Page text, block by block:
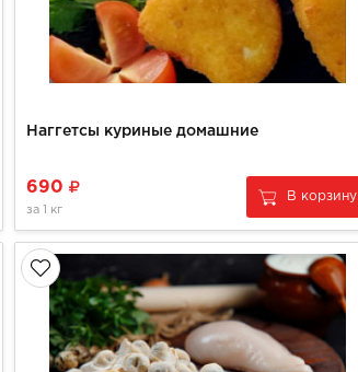
Наггетсы куриные домашние
690
за 1 кг
В корзину